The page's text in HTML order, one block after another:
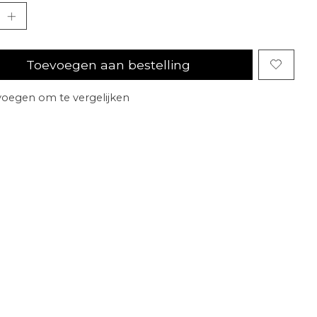
Toevoegen aan bestelling
om te vergelijken